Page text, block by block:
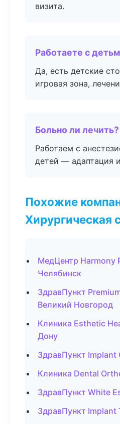
визита.
Работаете с
Да, есть детские
игровая зона,
Больно ли лечить?
Работаем с
детей — адаптация
Похожие
Хирургическая
МедЦентр Harmony
Челябинск
ЗдравПункт
Великий Новгород
Клиника Esthetic
Дону
ЗдравПункт
Клиника Dental
ЗдравПункт White
ЗдравПункт